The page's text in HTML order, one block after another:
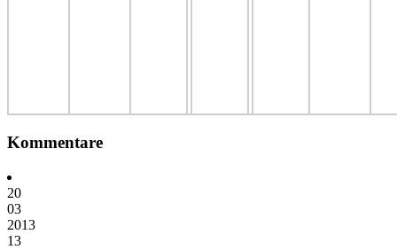
Kommentare
20
03
2013
13